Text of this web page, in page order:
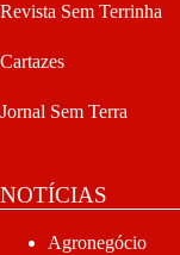
Revista Sem Terrinha
Cartazes
Jornal Sem Terra
NOTÍCIAS
Agronegócio